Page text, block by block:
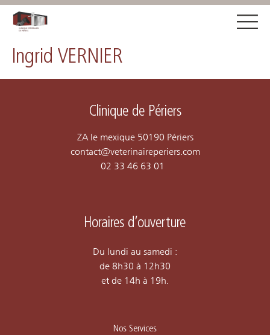
Ingrid VERNIER
Clinique de Périers
ZA le mexique 50190 Périers
contact@veterinaireperiers.com
02 33 46 63 01
Horaires d’ouverture
Du lundi au samedi :
de 8h30 à 12h30
et de 14h à 19h.
Nos Services